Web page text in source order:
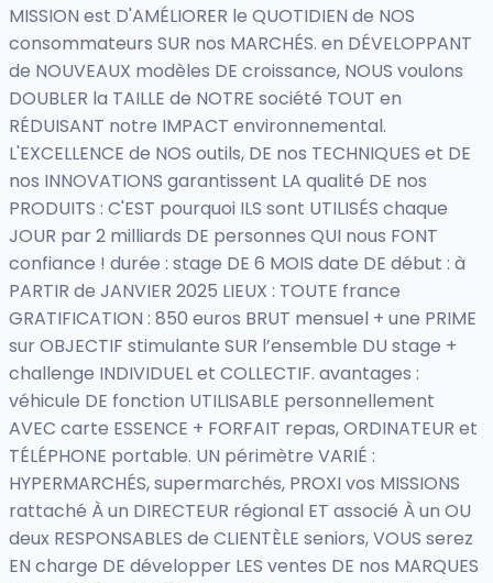
MISSION est D'AMÉLIORER le QUOTIDIEN de NOS
consommateurs SUR nos MARCHÉS. en DÉVELOPPANT
de NOUVEAUX modèles DE croissance, NOUS voulons
DOUBLER la TAILLE de NOTRE société TOUT en
RÉDUISANT notre IMPACT environnemental.
L'EXCELLENCE de NOS outils, DE nos TECHNIQUES et DE
nos INNOVATIONS garantissent LA qualité DE nos
PRODUITS : C'EST pourquoi ILS sont UTILISÉS chaque
JOUR par 2 milliards DE personnes QUI nous FONT
confiance ! durée : stage DE 6 MOIS date DE début : à
PARTIR de JANVIER 2025 LIEUX : TOUTE france
GRATIFICATION : 850 euros BRUT mensuel + une PRIME
sur OBJECTIF stimulante SUR l’ensemble DU stage +
challenge INDIVIDUEL et COLLECTIF. avantages :
véhicule DE fonction UTILISABLE personnellement
AVEC carte ESSENCE + FORFAIT repas, ORDINATEUR et
TÉLÉPHONE portable. UN périmètre VARIÉ :
HYPERMARCHÉS, supermarchés, PROXI vos MISSIONS
rattaché À un DIRECTEUR régional ET associé À un OU
deux RESPONSABLES de CLIENTÈLE seniors, VOUS serez
EN charge DE développer LES ventes DE nos MARQUES